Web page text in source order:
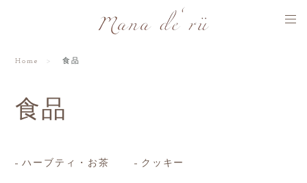
Home 食品
食品
ハーブティ・お茶 クッキー